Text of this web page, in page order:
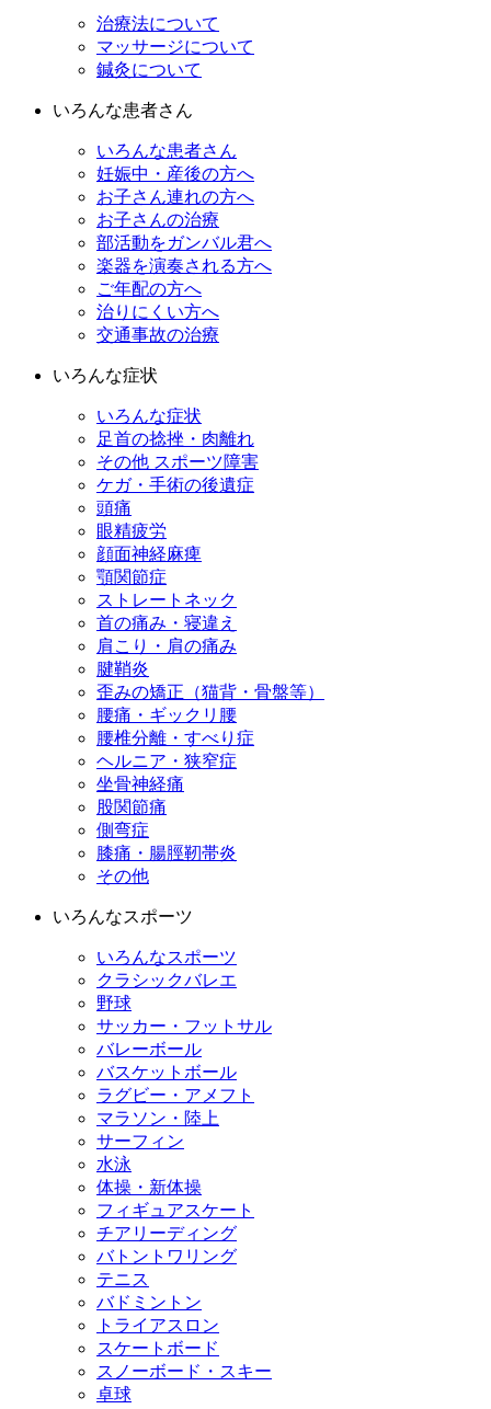
治療法について
マッサージについて
鍼灸について
いろんな患者さん
いろんな患者さん
妊娠中・産後の方へ
お子さん連れの方へ
お子さんの治療
部活動をガンバル君へ
楽器を演奏される方へ
ご年配の方へ
治りにくい方へ
交通事故の治療
いろんな症状
いろんな症状
足首の捻挫・肉離れ
その他 スポーツ障害
ケガ・手術の後遺症
頭痛
眼精疲労
顔面神経麻痺
顎関節症
ストレートネック
首の痛み・寝違え
肩こり・肩の痛み
腱鞘炎
歪みの矯正（猫背・骨盤等）
腰痛・ギックリ腰
腰椎分離・すべり症
ヘルニア・狭窄症
坐骨神経痛
股関節痛
側弯症
膝痛・腸脛靭帯炎
その他
いろんなスポーツ
いろんなスポーツ
クラシックバレエ
野球
サッカー・フットサル
バレーボール
バスケットボール
ラグビー・アメフト
マラソン・陸上
サーフィン
水泳
体操・新体操
フィギュアスケート
チアリーディング
バトントワリング
テニス
バドミントン
トライアスロン
スケートボード
スノーボード・スキー
卓球